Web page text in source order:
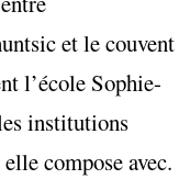
et le couvent
l’école Sophie-
institutions
compose avec.